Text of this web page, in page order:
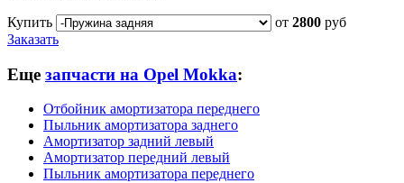
Купить
от 2800 руб
Заказать
Еще запчасти на Opel Mokka:
Отбойник амортизатора переднего
Пыльник амортизатора заднего
Амортизатор задний левый
Амортизатор передний левый
Пыльник амортизатора переднего